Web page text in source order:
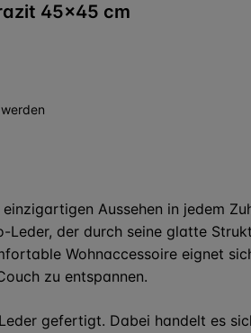
45x45 cm
Aussehen in jedem
Leder, der durch seine glatte
Wohnaccessoire eignet
zu entspannen.
gefertigt. Dabei handelt es